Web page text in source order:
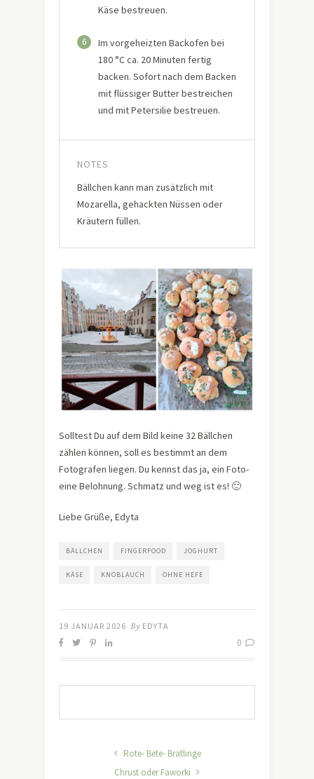
Käse bestreuen.
6
Im vorgeheizten Backofen bei
180 °C ca. 20 Minuten fertig
backen. Sofort nach dem Backen
mit flüssiger Butter bestreichen
und mit Petersilie bestreuen.
NOTES
Bällchen kann man zusätzlich mit
Mozarella, gehackten Nüssen oder
Kräutern füllen.
Solltest Du auf dem Bild keine 32 Bällchen
zählen können, soll es bestimmt an dem
Fotografen liegen. Du kennst das ja, ein Foto-
eine Belohnung. Schmatz und weg ist es! 🙂
Liebe Grüße, Edyta
BÄLLCHEN FINGERFOOD JOGHURT
KÄSE KNOBLAUCH OHNE HEFE
19 JANUAR 2026 By EDYTA
0
Rote- Bete- Bratlinge
Chrust oder Faworki